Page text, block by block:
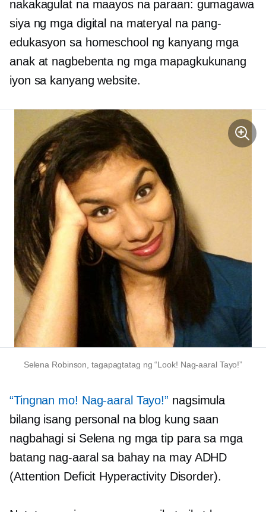
nakakagulat na maayos na paraan: gumagawa
siya ng mga digital na materyal na pang-
edukasyon sa homeschool ng kanyang mga
anak at nagbebenta ng mga mapagkukunang
iyon sa kanyang website.
Selena Robinson, tagapagtatag ng “Look! Nag-aaral Tayo!”
“Tingnan mo! Nag-aaral Tayo!” nagsimula
bilang isang personal na blog kung saan
nagbahagi si Selena ng mga tip para sa mga
batang nag-aaral sa bahay na may ADHD
(Attention Deficit Hyperactivity Disorder).